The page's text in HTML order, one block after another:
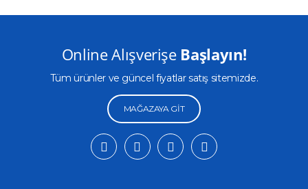
Online Alışverişe Başlayın!
Tüm ürünler ve güncel fiyatlar satış sitemizde.
MAĞAZAYA GIT